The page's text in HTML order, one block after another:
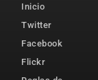
Inicio
Twitter
Facebook
Flickr